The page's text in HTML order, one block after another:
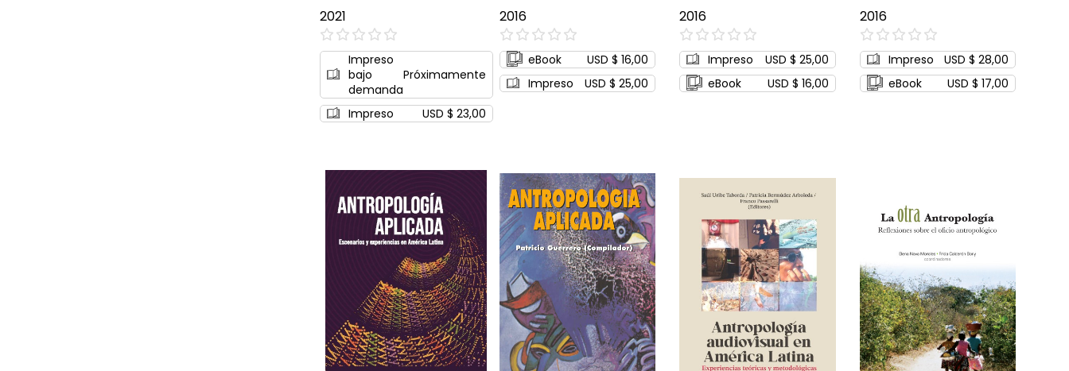
2021
0%
Impreso
bajo
demanda
Próximamente
Impreso USD $ 23,00
2016
0%
eBook
USD $ 16,00
Impreso
USD $ 25,00
2016
0%
Impreso
USD $ 25,00
eBook
USD $ 16,00
2016
0%
Impreso
USD $ 28,00
eBook
USD $ 17,00